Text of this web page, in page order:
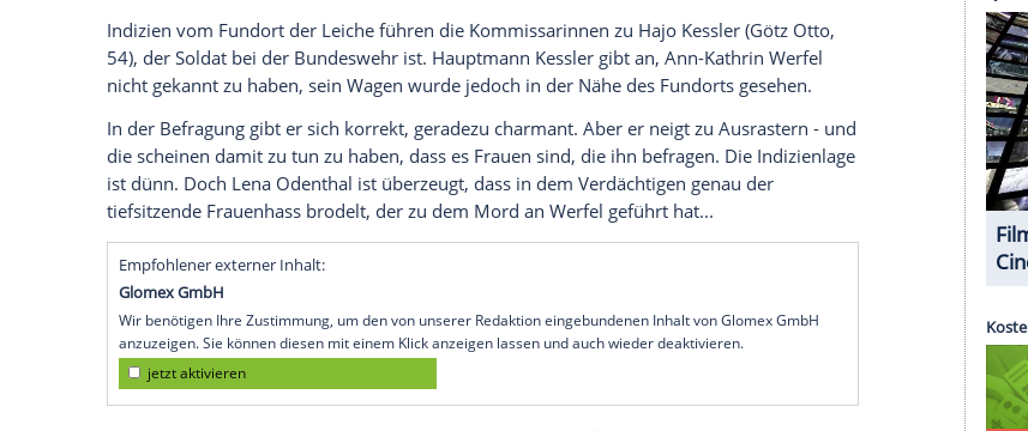
"Tatort"-Kommissarin Lena Odenthal (Ulrike Folkerts, 61) und ihre Kollegin Johanna Stern
(Lisa Bitter, 38) im rheinland-pfälzischen Ludwigshafen. Sie bekommen es diesmal vor
allem mit einem gewieften Soldaten zu tun, der die Lösung des brutalen Rätsels zu kennen
scheint, aber lieber Katz und Maus mit der Polizei spielt.
Darum geht's im "Tatort: Das Verhör"
Investmentbankerin Ann-Kathrin Werfel wird grausam getötet. Der erste Verdacht fällt auf
ihren Ex-Ehemann, dem sie häusliche Gewalt vorgeworfen hatte. Patrick Werfel (Jonathan
Müller, 37) allerdings präsentiert den Kommissarinnen Lena Odenthal und Johanna Stern
ein gut bezeugtes Alibi.
Indizien vom Fundort der Leiche führen die Kommissarinnen zu Hajo Kessler (Götz Otto,